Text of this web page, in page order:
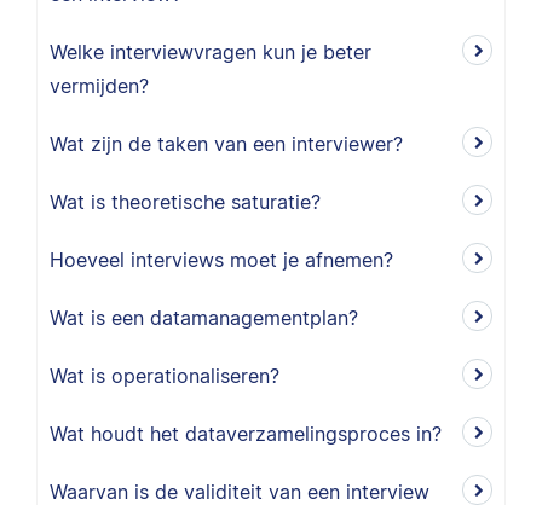
Welke interviewvragen kun je beter
vermijden?
Wat zijn de taken van een interviewer?
Wat is theoretische saturatie?
Hoeveel interviews moet je afnemen?
Wat is een datamanagementplan?
Wat is operationaliseren?
Wat houdt het dataverzamelingsproces in?
Waarvan is de validiteit van een interview